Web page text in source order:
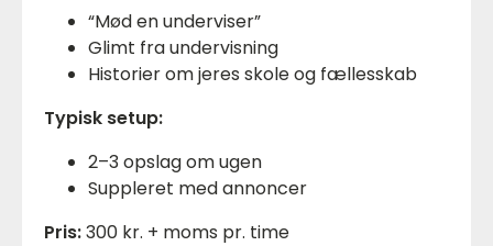
“Mød en underviser”
Glimt fra undervisning
Historier om jeres skole og fællesskab
Typisk setup:
2–3 opslag om ugen
Suppleret med annoncer
Pris:300 kr. + moms pr. time